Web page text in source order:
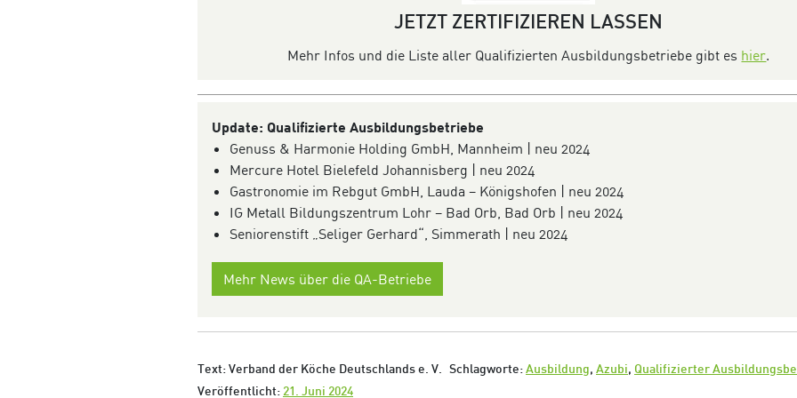
JETZT ZERTIFIZIEREN LASSEN
Mehr Infos und die Liste aller Qualifizierten Ausbildungsbetriebe gibt es hier.
Update: Qualifizierte Ausbildungsbetriebe
Genuss & Harmonie Holding GmbH, Mannheim | neu 2024
Mercure Hotel Bielefeld Johannisberg | neu 2024
Gastronomie im Rebgut GmbH, Lauda – Königshofen | neu 2024
IG Metall Bildungszentrum Lohr – Bad Orb, Bad Orb | neu 2024
Seniorenstift „Seliger Gerhard“, Simmerath | neu 2024
Mehr News über die QA-Betriebe
Text: Verband der Köche Deutschlands e. V. Schlagworte: Ausbildung, Azubi, Qualifizierter
Veröffentlicht: 21. Juni 2024